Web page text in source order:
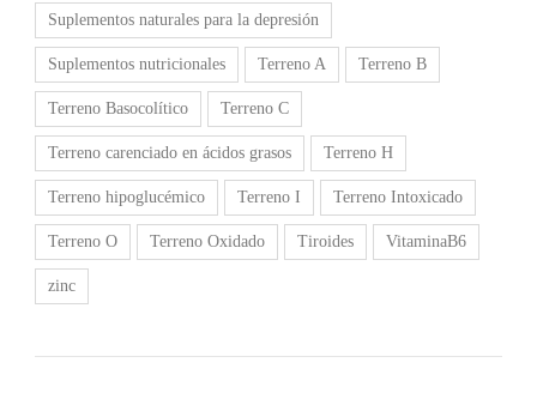
Suplementos naturales para la depresión
Suplementos nutricionales Terreno A Terreno B
Terreno Basocolítico Terreno C
Terreno carenciado en ácidos grasos Terreno H
Terreno hipoglucémico Terreno I Terreno Intoxicado
Terreno O Terreno Oxidado Tiroides VitaminaB6
zinc